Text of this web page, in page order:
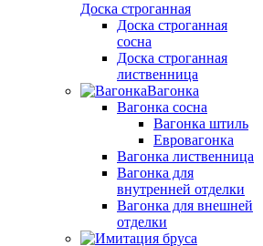
Доска строганная
Доска строганная
сосна
Доска строганная
лиственница
Вагонка
Вагонка сосна
Вагонка штиль
Евровагонка
Вагонка лиственница
Вагонка для
внутренней отделки
Вагонка для внешней
отделки